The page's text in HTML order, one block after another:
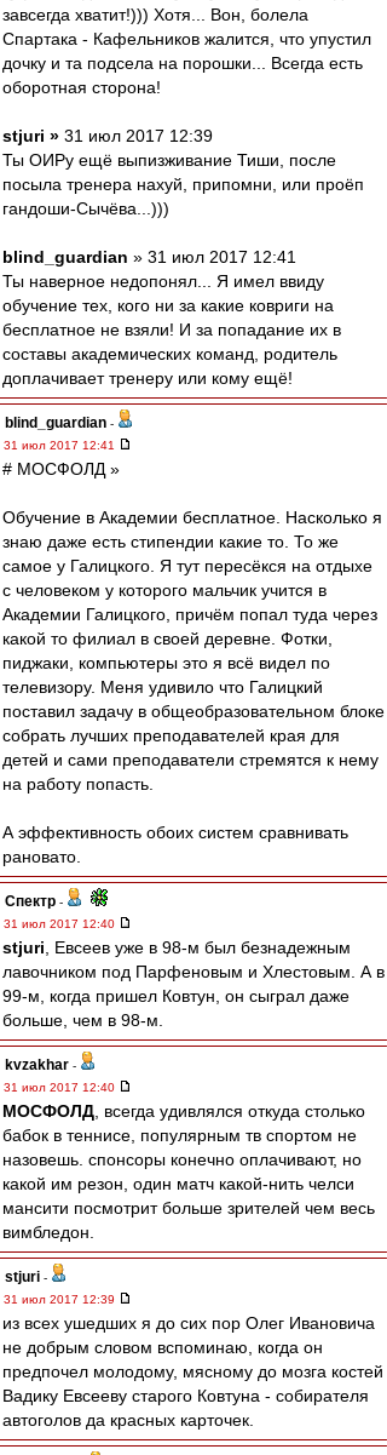
завсегда хватит!))) Хотя... Вон, болела
Спартака - Кафельников жалится, что упустил
дочку и та подсела на порошки... Всегда есть
оборотная сторона!
stjuri » 31 июл 2017 12:39
Ты ОИРу ещё выпизживание Тиши, после
посыла тренера нахуй, припомни, или проёп
гандоши-Сычёва...)))
blind_guardian » 31 июл 2017 12:41
Ты наверное недопонял... Я имел ввиду
обучение тех, кого ни за какие ковриги на
бесплатное не взяли! И за попадание их в
составы академических команд, родитель
доплачивает тренеру или кому ещё!
blind_guardian -
31 июл 2017 12:41
# МОСФОЛД »
Обучение в Академии бесплатное. Насколько я
знаю даже есть стипендии какие то. То же
самое у Галицкого. Я тут пересёкся на отдыхе
с человеком у которого мальчик учится в
Академии Галицкого, причём попал туда через
какой то филиал в своей деревне. Фотки,
пиджаки, компьютеры это я всё видел по
телевизору. Меня удивило что Галицкий
поставил задачу в общеобразовательном блоке
собрать лучших преподавателей края для
детей и сами преподаватели стремятся к нему
на работу попасть.
А эффективность обоих систем сравнивать
рановато.
Спектр -
31 июл 2017 12:40
stjuri , Евсеев уже в 98-м был безнадежным
лавочником под Парфеновым и Хлестовым. А в
99-м, когда пришел Ковтун, он сыграл даже
больше, чем в 98-м.
kvzakhar -
31 июл 2017 12:40
МОСФОЛД , всегда удивлялся откуда столько
бабок в теннисе, популярным тв спортом не
назовешь. спонсоры конечно оплачивают, но
какой им резон, один матч какой-нить челси
мансити посмотрит больше зрителей чем весь
вимбледон.
stjuri -
31 июл 2017 12:39
из всех ушедших я до сих пор Олег Ивановича
не добрым словом вспоминаю, когда он
предпочел молодому, мясному до мозга костей
Вадику Евсееву старого Ковтуна - собирателя
автоголов да красных карточек.